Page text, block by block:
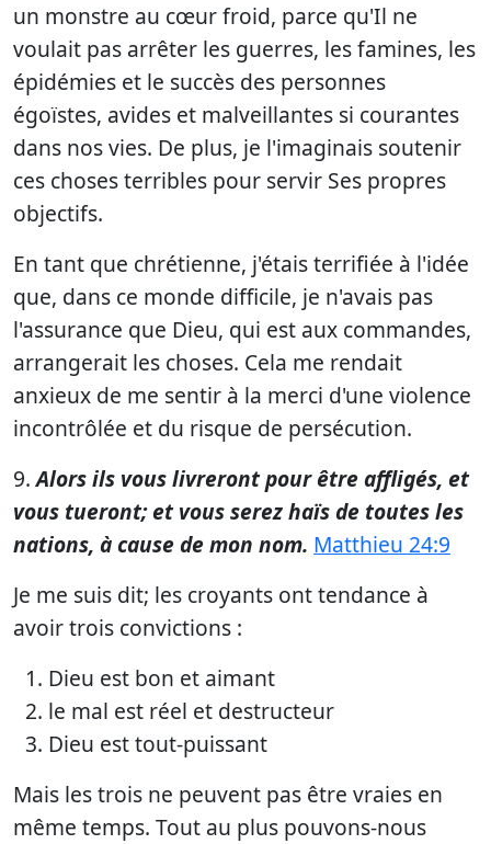
un monstre au cœur froid, parce qu'Il ne
voulait pas arrêter les guerres, les famines, les
épidémies et le succès des personnes
égoïstes, avides et malveillantes si courantes
dans nos vies. De plus, je l'imaginais soutenir
ces choses terribles pour servir Ses propres
objectifs.
En tant que chrétienne, j'étais terrifiée à l'idée
que, dans ce monde difficile, je n'avais pas
l'assurance que Dieu, qui est aux commandes,
arrangerait les choses. Cela me rendait
anxieux de me sentir à la merci d'une violence
incontrôlée et du risque de persécution.
9.Alors ils vous livreront pour être affligés, et
vous tueront; et vous serez haïs de toutes les
nations, à cause de mon nom. Matthieu 24:9
Je me suis dit; les croyants ont tendance à
avoir trois convictions :
Dieu est bon et aimant
le mal est réel et destructeur
Dieu est tout-puissant
Mais les trois ne peuvent pas être vraies en
même temps. Tout au plus pouvons-nous